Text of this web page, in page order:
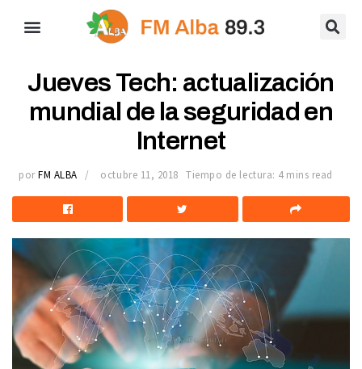
Jueves Tech: actualización
mundial de la seguridad en
Internet
por FM ALBA octubre 11, 2018 Tiempo de lectura: 4 mins read